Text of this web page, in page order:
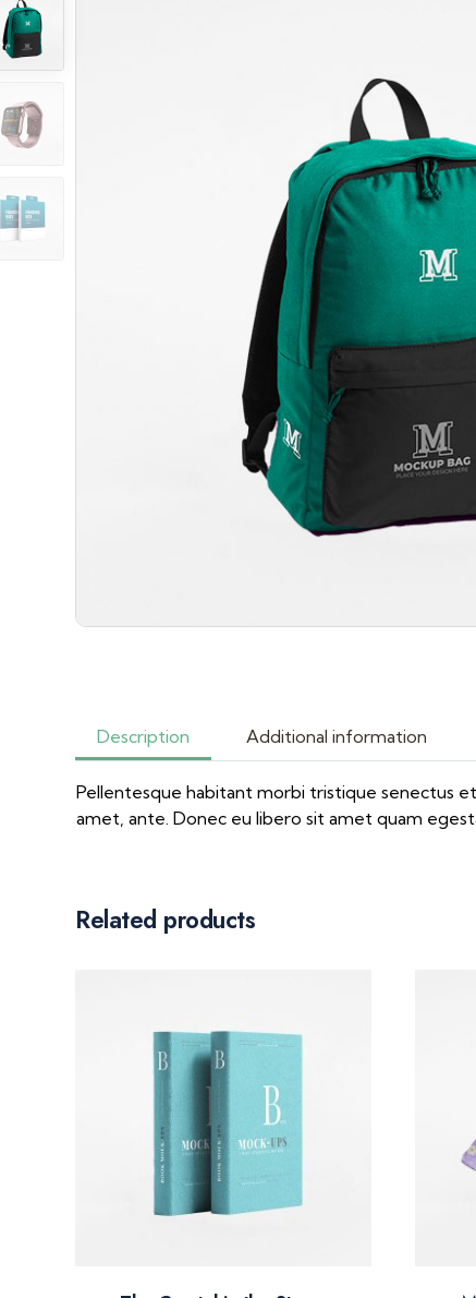
Description Additional information
Pellentesque habitant morbi tristique senectus
amet, ante. Donec eu libero sit amet quam
Related products